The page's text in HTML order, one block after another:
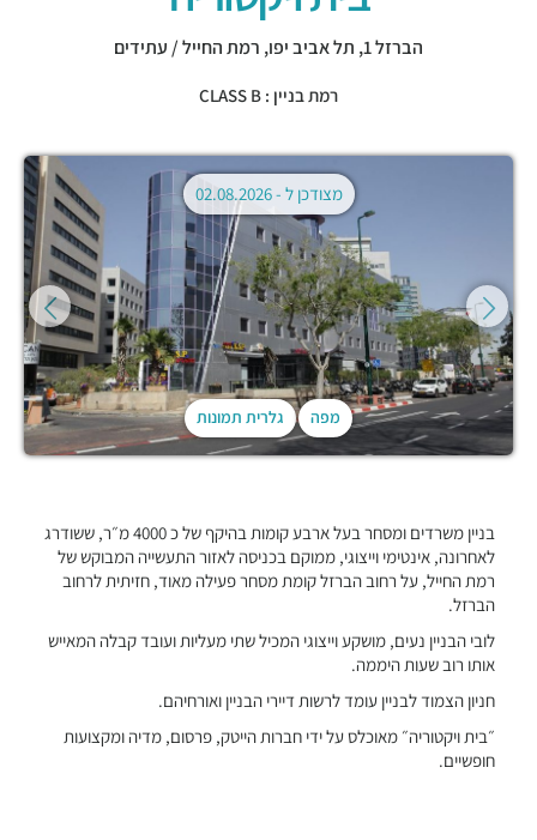
הברזל 1, תל אביב יפו, רמת החייל / עתידים
רמת בניין : CLASS B
מפה גלרית תמונות
מצודכן ל -02.08.2026
בניין משרדים ומסחר בעל ארבע קומות בהיקף של כ 4000 מ״ר, ששודרג
לאחרונה, אינטימי וייצוגי, ממוקם בכניסה לאזור התעשייה המבוקש של
רמת החייל, על רחוב הברזל קומת מסחר פעילה מאוד, חזיתית לרחוב
הברזל.
לובי הבניין נעים, מושקע וייצוגי המכיל שתי מעליות ועובד קבלה המאייש
אותו רוב שעות היממה.
חניון הצמוד לבניין עומד לרשות דיירי הבניין ואורחיהם.
״בית ויקטוריה״ מאוכלס על ידי חברות הייטק, פרסום, מדיה ומקצועות
חופשיים.